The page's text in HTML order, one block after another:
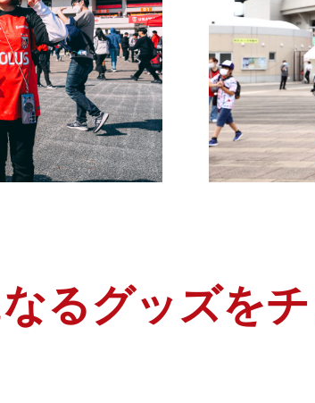
るグッズを